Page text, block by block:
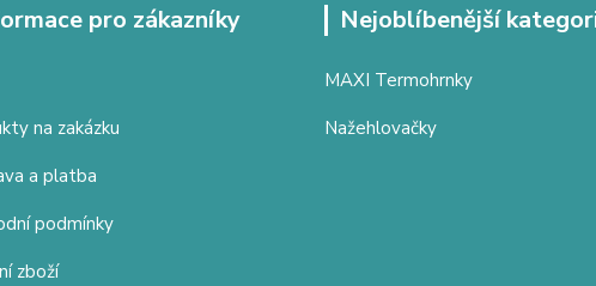
pro zákazníky
na zakázku
a platba
podmínky
zboží
Nejoblíbenější
MAXI Termohrnky
Nažehlovačky